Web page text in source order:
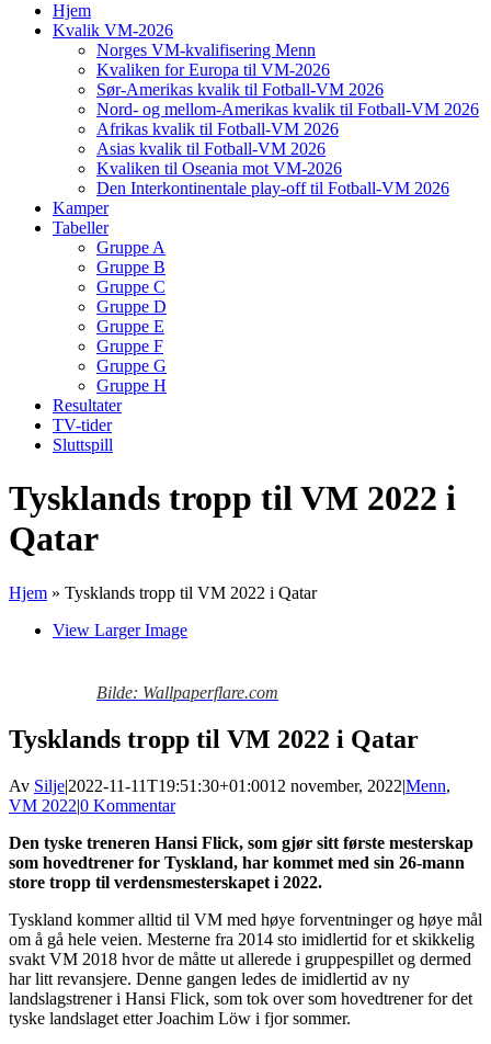
Hjem
Kvalik VM-2026
Norges VM-kvalifisering Menn
Kvaliken for Europa til VM-2026
Sør-Amerikas kvalik til Fotball-VM 2026
Nord- og mellom-Amerikas kvalik til Fotball-VM 2026
Afrikas kvalik til Fotball-VM 2026
Asias kvalik til Fotball-VM 2026
Kvaliken til Oseania mot VM-2026
Den Interkontinentale play-off til Fotball-VM 2026
Kamper
Tabeller
Gruppe A
Gruppe B
Gruppe C
Gruppe D
Gruppe E
Gruppe F
Gruppe G
Gruppe H
Resultater
TV-tider
Sluttspill
Tysklands tropp til VM 2022 i
Qatar
Hjem » Tysklands tropp til VM 2022 i Qatar
View Larger Image
Bilde: Wallpaperflare.com
Tysklands tropp til VM 2022 i Qatar
Av Silje|2022-11-11T19:51:30+01:0012 november, 2022|Menn,
VM 2022|0 Kommentar
Den tyske treneren Hansi Flick, som gjør sitt første mesterskap
som hovedtrener for Tyskland, har kommet med sin 26-mann
store tropp til verdensmesterskapet i 2022.
Tyskland kommer alltid til VM med høye forventninger og høye mål
om å gå hele veien. Mesterne fra 2014 sto imidlertid for et skikkelig
svakt VM 2018 hvor de måtte ut allerede i gruppespillet og dermed
har litt revansjere. Denne gangen ledes de imidlertid av ny
landslagstrener i Hansi Flick, som tok over som hovedtrener for det
tyske landslaget etter Joachim Löw i fjor sommer.